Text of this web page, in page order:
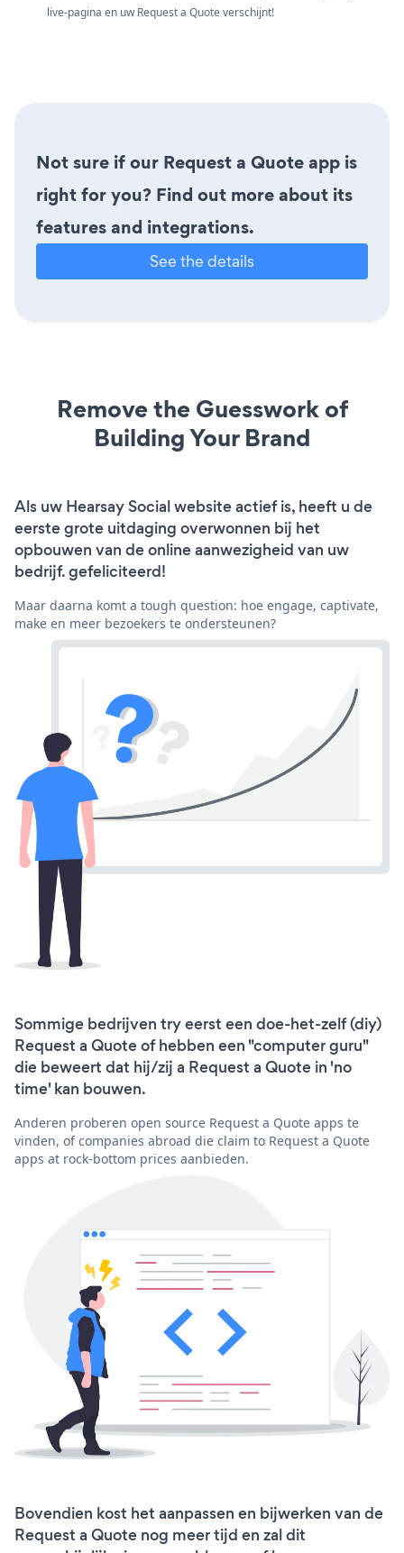
live-pagina en uw Request a Quote verschijnt!
Not sure if our Request a Quote app is
right for you? Find out more about its
features and integrations.
See the details
Remove the Guesswork of
Building Your Brand
Als uw Hearsay Social website actief is, heeft u de
eerste grote uitdaging overwonnen bij het
opbouwen van de online aanwezigheid van uw
bedrijf. gefeliciteerd!
Maar daarna komt a tough question: hoe engage, captivate,
make en meer bezoekers te ondersteunen?
Sommige bedrijven try eerst een doe-het-zelf (diy)
Request a Quote of hebben een "computer guru"
die beweert dat hij/zij a Request a Quote in 'no
time' kan bouwen.
Anderen proberen open source Request a Quote apps te
vinden, of companies abroad die claim to Request a Quote
apps at rock-bottom prices aanbieden.
Bovendien kost het aanpassen en bijwerken van de
Request a Quote nog meer tijd en zal dit